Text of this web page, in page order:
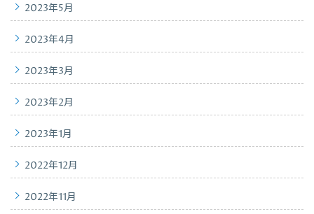
2023年5月
2023年4月
2023年3月
2023年2月
2023年1月
2022年12月
2022年11月